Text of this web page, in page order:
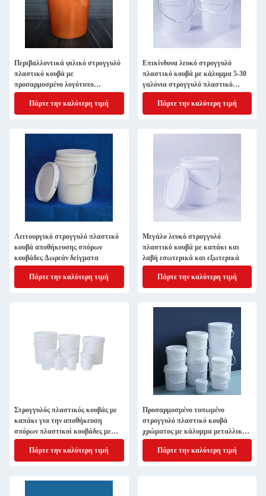
Περιβαλλοντικά φιλικό στρογγυλό
πλαστικό κουβά με
προσαρμοσμένο λογότυπο
πλαστικό στρογγυλό κουβά
Πάρτε την καλύτερη τιμή
Επικίνδυνα λευκό στρογγυλό
πλαστικό κουβά με κάλυμμα 5-30
γαλόνια στρογγυλό πλαστικό
κουβά
Πάρτε την καλύτερη τιμή
Λειτουργικό στρογγυλό πλαστικό
κουβά αποθήκευσης σπόρων
κουβάδες Δωρεάν δείγματα
Πάρτε την καλύτερη τιμή
Μεγάλο λευκό στρογγυλό
πλαστικό κουβά με καπάκι και
λαβή εσωτερικά και εξωτερικά
Πάρτε την καλύτερη τιμή
Στρογγυλός πλαστικός κουβάς με
καπάκι για την αποθήκευση
σπόρων πλαστικοί κουβάδες με
καπάκια
Πάρτε την καλύτερη τιμή
Προσαρμοσμένο τυπωμένο
στρογγυλό πλαστικό κουβά
χρώματος με κάλυμμα μεταλλικών
/ πλαστικών λαβών
Πάρτε την καλύτερη τιμή